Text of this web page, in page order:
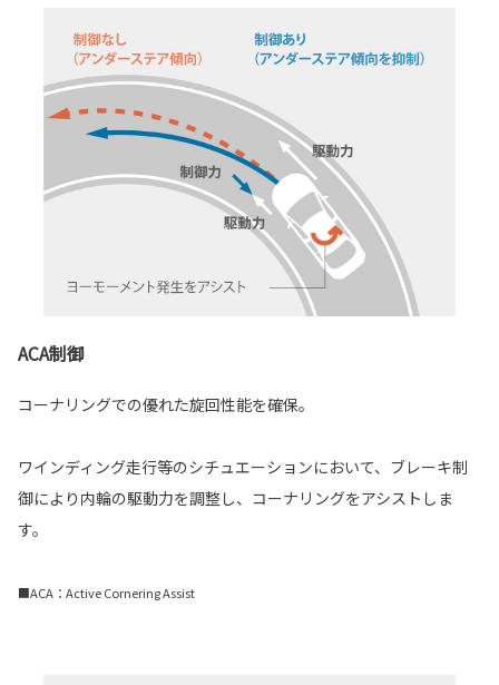
ACA制御
コーナリングでの優れた旋回性能を確保。
ワインディング走行等のシチュエーションにおいて、ブレーキ制
御により内輪の駆動力を調整し、コーナリングをアシストしま
す。
■ACA：Active Cornering Assist